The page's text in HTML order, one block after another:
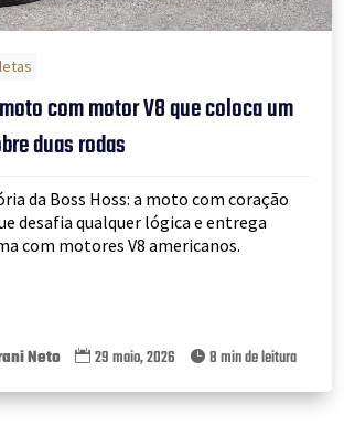
com motor V8 que coloca um
duas rodas
da Boss Hoss: a moto com coração
desafia qualquer lógica e entrega
com motores V8 americanos.
Neto  29 maio, 2026  8 min de leitura